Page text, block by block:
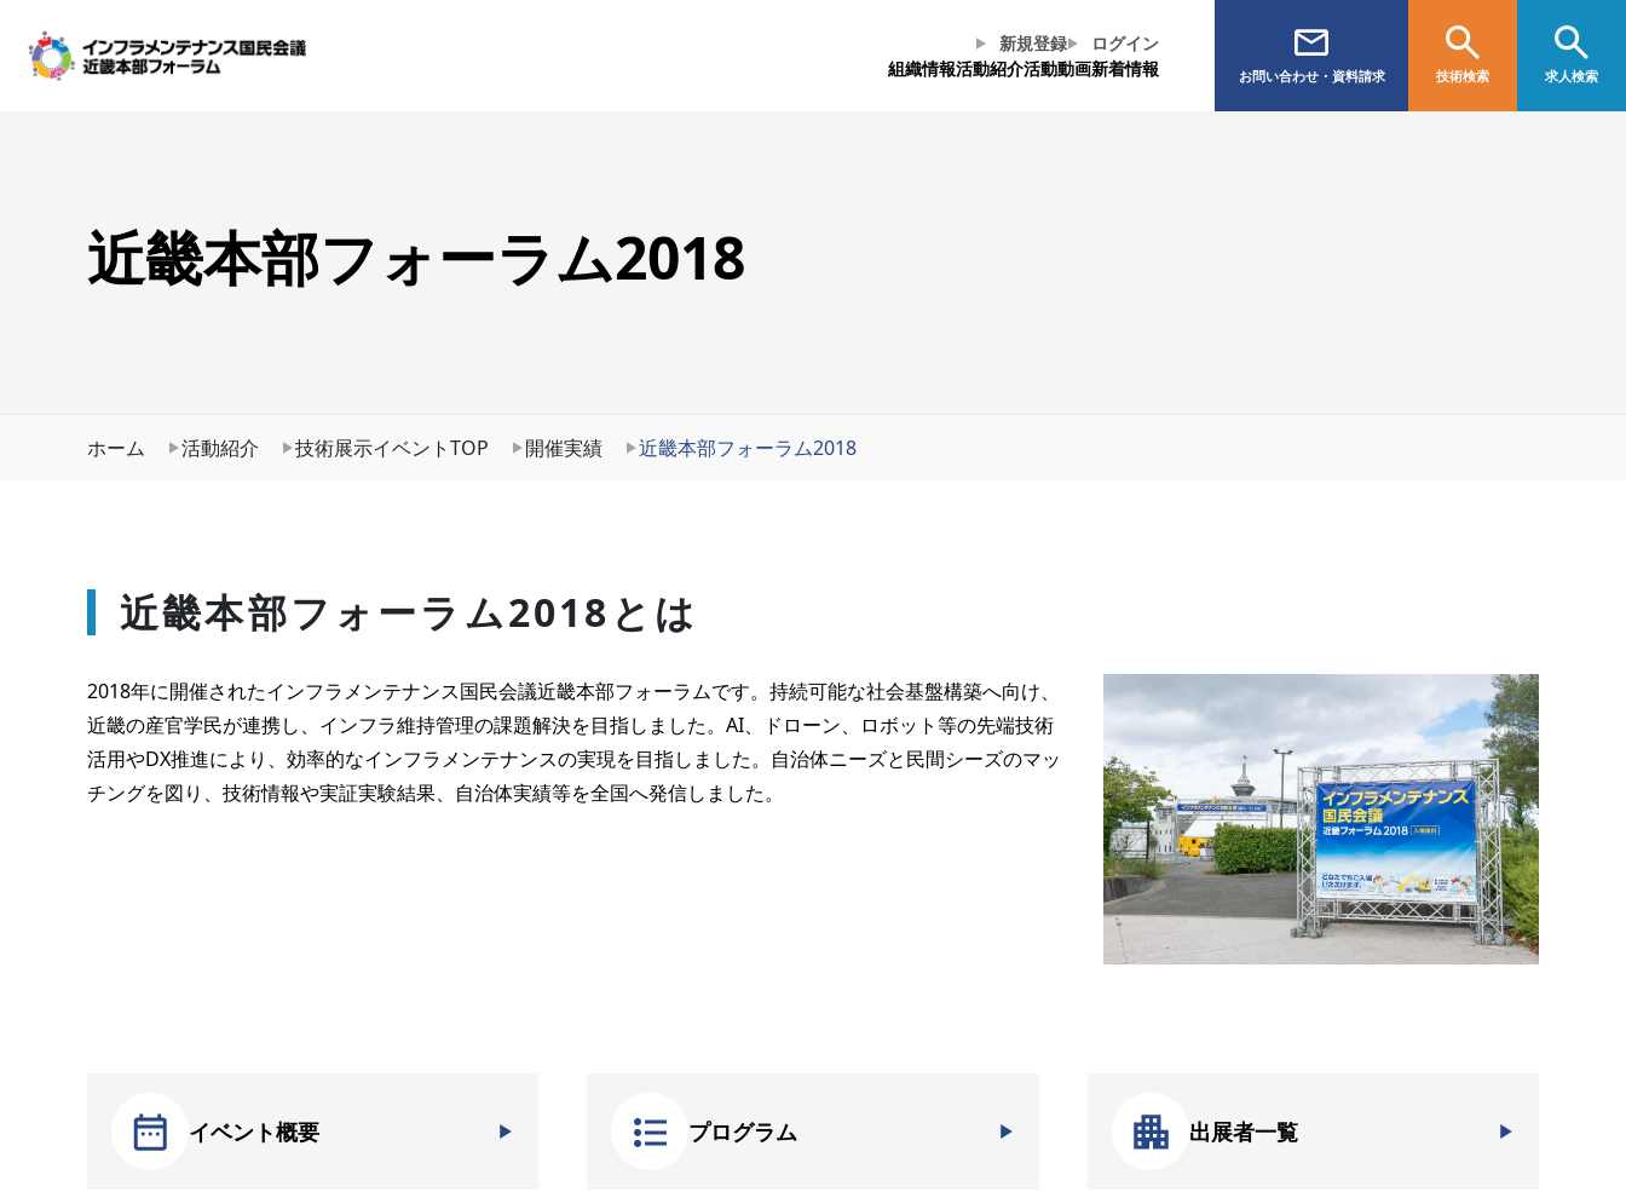
新規登録
ログイン
組織情報活動紹介活動動画新着情報 お問い合わせ・資料請求 技術検索 求人検索
近畿本部フォーラム2018
ホーム 活動紹介 技術展示イベントTOP 開催実績 近畿本部フォーラム2018
近畿本部フォーラム2018とは
2018年に開催されたインフラメンテナンス国民会議近畿本部フォーラムです。持続可能な社会基盤構築へ向け、
近畿の産官学民が連携し、インフラ維持管理の課題解決を目指しました。AI、ドローン、ロボット等の先端技術
活用やDX推進により、効率的なインフラメンテナンスの実現を目指しました。自治体ニーズと民間シーズのマッ
チングを図り、技術情報や実証実験結果、自治体実績等を全国へ発信しました。
イベント概要 プログラム 出展者一覧